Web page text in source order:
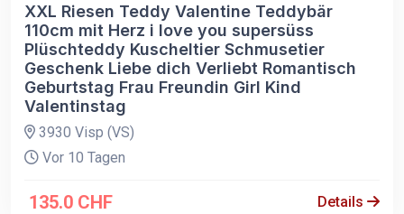
XXL Riesen Teddy Valentine Teddybär
110cm mit Herz i love you supersüss
Plüschteddy Kuscheltier Schmusetier
Geschenk Liebe dich Verliebt Romantisch
Geburtstag Frau Freundin Girl Kind
Valentinstag
3930 Visp (VS)
Vor 10 Tagen
135.0 CHF Details